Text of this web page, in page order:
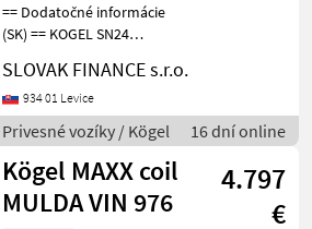
== Dodatočné informácie
(SK) == KOGEL SN24
korytom na zvitky r.v.
05/2015, kotúčové brzdy,
zdvíhacia náprava, mulda-
7, 2m, vnútorná výška- 3
SLOVAK FINANCE s.r.o.
934 01 Levice
Privesné vozíky / Kögel 16 dní online
Kögel MAXX coil
MULDA VIN 976
4.797
€